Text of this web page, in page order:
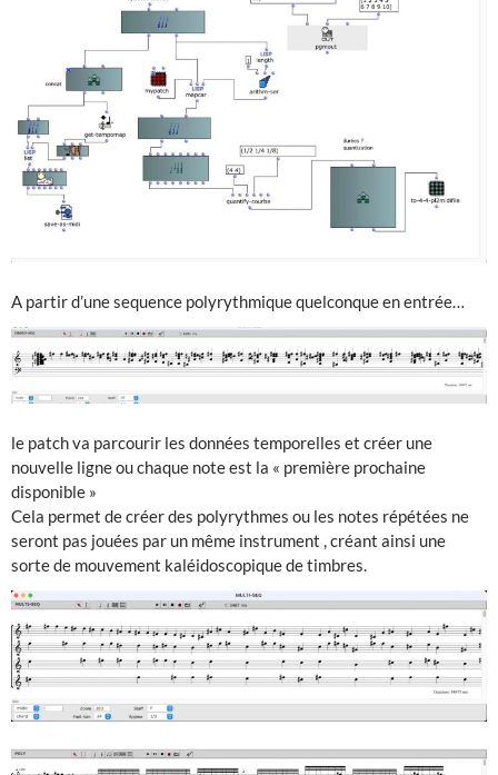
A partir d’une sequence polyrythmique quelconque en entrée…
le patch va parcourir les données temporelles et créer une
nouvelle ligne ou chaque note est la « première prochaine
disponible »
Cela permet de créer des polyrythmes ou les notes répétées ne
seront pas jouées par un même instrument , créant ainsi une
sorte de mouvement kaléidoscopique de timbres.